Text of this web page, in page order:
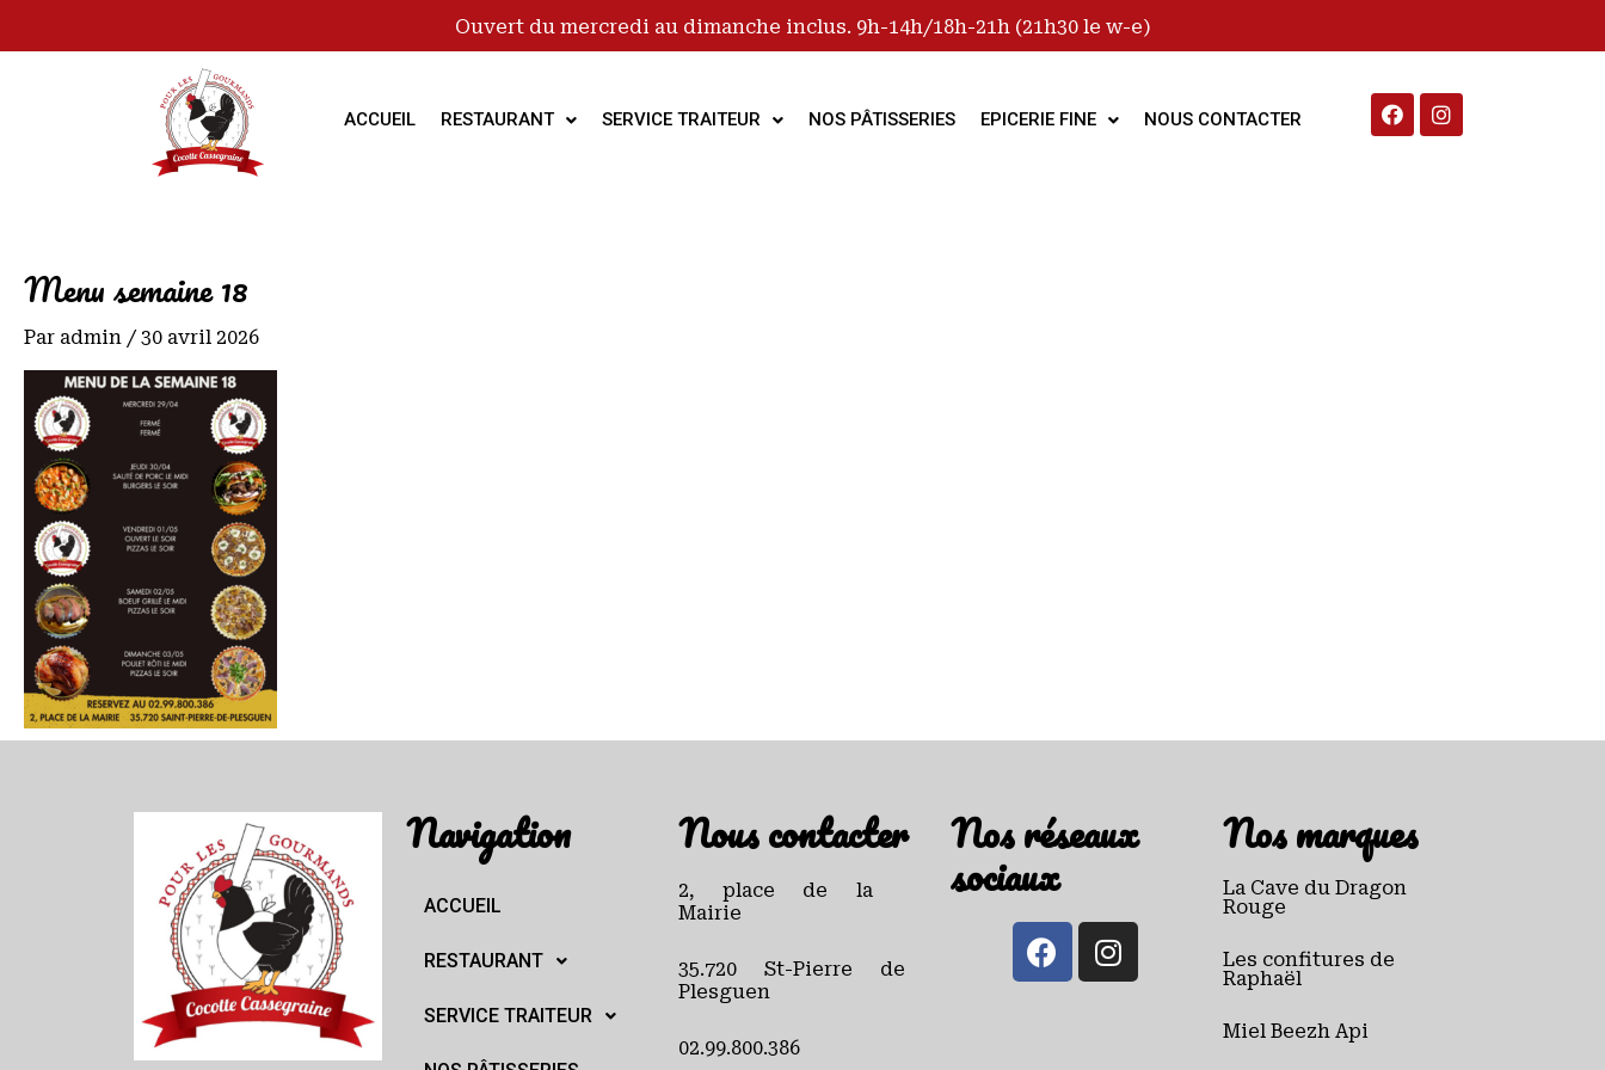
Ouvert du mercredi au dimanche inclus. 9h-14h/18h-21h (21h30 le w-e)
ACCUEIL RESTAURANT SERVICE TRAITEUR NOS PÂTISSERIES EPICERIE FINE NOUS CONTACTER
Menu semaine 18
Par admin /30 avril 2026
Navigation
ACCUEIL
RESTAURANT
SERVICE TRAITEUR
Nous contacter
2, place de la
Mairie
35.720 St-Pierre de
Plesguen
02.99.800.386
Nos réseaux
sociaux
Nos marques
La Cave du Dragon
Rouge
Les confitures de
Raphaël
Miel Beezh Api